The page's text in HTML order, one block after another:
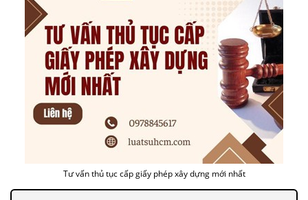
Tư vấn thủ tục cấp giấy phép xây dựng mới nhất